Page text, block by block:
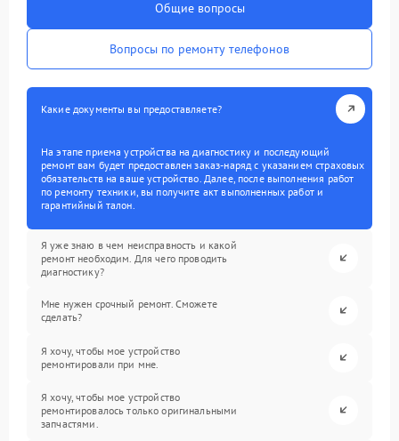
Общие вопросы
Вопросы по ремонту телефонов
Какие документы вы предоставляете?
На этапе приема устройства на диагностику и последующий
ремонт вам будет предоставлен заказ-наряд с указанием страховых
обязательств на ваше устройство. Далее, после выполнения работ
по ремонту техники, вы получите акт выполненных работ и
гарантийный талон.
Я уже знаю в чем неисправность и какой
ремонт необходим. Для чего проводить
диагностику?
Мне нужен срочный ремонт. Сможете
сделать?
Я хочу, чтобы мое устройство
ремонтировали при мне.
Я хочу, чтобы мое устройство
ремонтировалось только оригинальными
запчастями.